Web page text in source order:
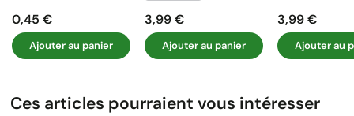
Prix
0,45 €
Ajouter au panier
Prix
3,99 €
Ajouter au panier
Prix
3,99 €
Ajouter au
Ces articles pourraient vous intéresser